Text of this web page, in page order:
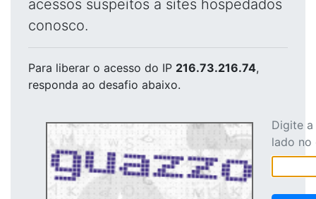
acessos suspeitos a sites hospedados
conosco.
Para liberar o acesso do IP 216.73.216.74,
responda ao desafio abaixo.
Digite
lado no